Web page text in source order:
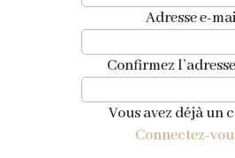
Adresse e-
Confirmez
Vous avez déjà un
Connectez-